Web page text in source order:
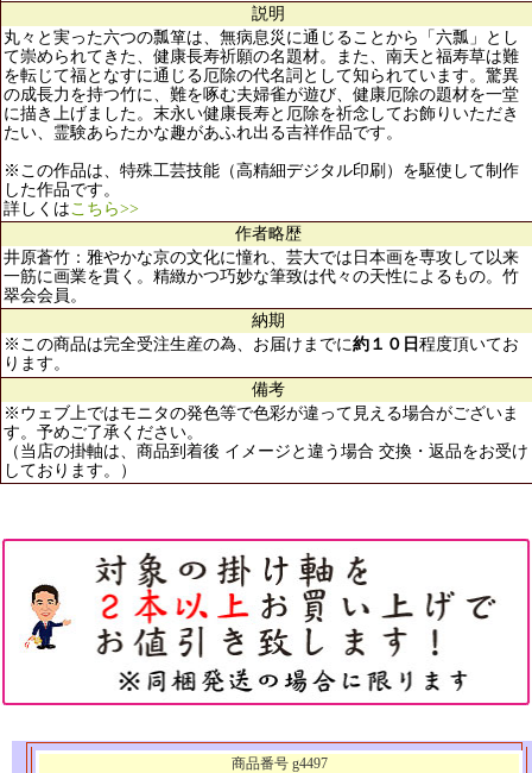
説明
丸々と実った六つの瓢箪は、無病息災に通じることから「六瓢」とし
て崇められてきた、健康長寿祈願の名題材。また、南天と福寿草は難
を転じて福となすに通じる厄除の代名詞として知られています。驚異
の成長力を持つ竹に、難を啄む夫婦雀が遊び、健康厄除の題材を一堂
に描き上げました。末永い健康長寿と厄除を祈念してお飾りいただき
たい、霊験あらたかな趣があふれ出る吉祥作品です。
※この作品は、特殊工芸技能（高精細デジタル印刷）を駆使して制作
した作品です。
詳しくはこちら>>
作者略歴
井原蒼竹：雅やかな京の文化に憧れ、芸大では日本画を専攻して以来
一筋に画業を貫く。精緻かつ巧妙な筆致は代々の天性によるもの。竹
翠会会員。
納期
※この商品は完全受注生産の為、お届けまでに約１０日 程度頂いてお
ります。
備考
※ウェブ上ではモニタの発色等で色彩が違って見える場合がございま
す。予めご了承ください。
（当店の掛軸は、商品到着後 イメージと違う場合 交換・返品をお受け
しております。）
商品番号 g4497